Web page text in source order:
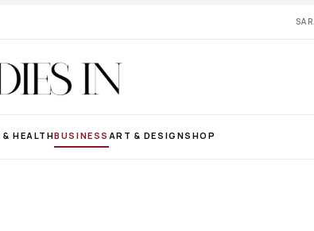
& HEALTHBUSINESS ART & DESIGNSHOP